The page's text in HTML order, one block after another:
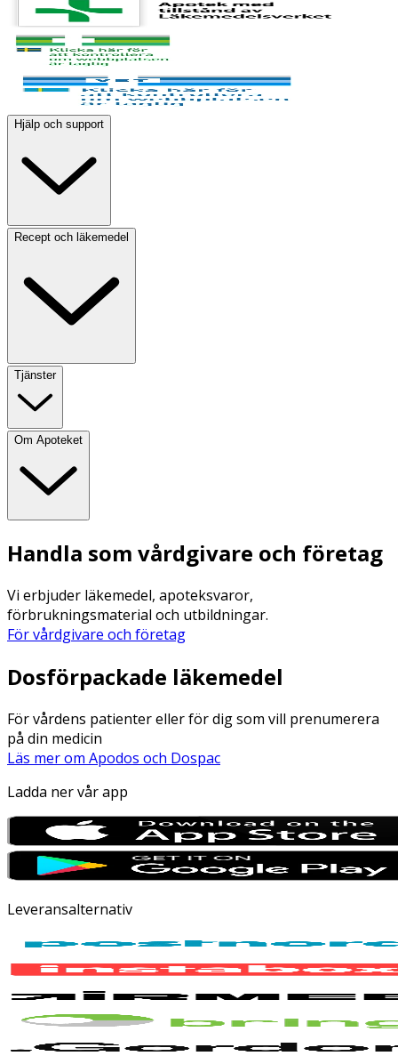
Hjälp och support
Recept och läkemedel
Tjänster
Om Apoteket
Handla som vårdgivare och företag
Vi erbjuder läkemedel, apoteksvaror,
förbrukningsmaterial och utbildningar.
För vårdgivare och företag
Dosförpackade läkemedel
För vårdens patienter eller för dig som vill prenumerera
på din medicin
Läs mer om Apodos och Dospac
Ladda ner vår app
Leveransalternativ